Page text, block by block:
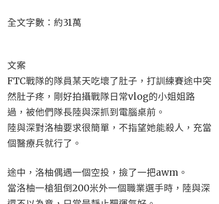
全文字數：約31萬
文案
FTC戰隊的隊員某天吃壞了肚子，打訓練賽途中突
然肚子疼，剛好拍攝戰隊日常vlog的小姐姐路
過，被他們隊長陸與深抓到電腦桌前。
陸與深對洛柚要求很簡單，不指望她能殺人，充當
個醫療兵就行了。
途中，洛柚偶遇一個空投，撿了一把awm。
當洛柚一槍狙倒200米外一個職業選手時，陸與深